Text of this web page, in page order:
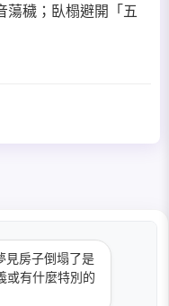
蕩穢；臥榻避開「五
見房子倒塌了是
或有什麼特別的